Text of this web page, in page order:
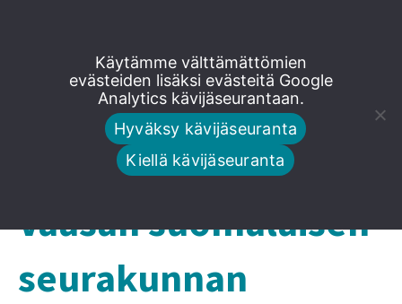
suoraan
« Kaikki Tapahtumat
Tämä tapahtuma on mennyt.
Vaasan suomalaisen
seurakunnan
Käytämme välttämättömien
evästeiden lisäksi evästeitä Google
Analytics kävijäseurantaan.
Hyväksy kävijäseuranta
Kiellä kävijäseuranta